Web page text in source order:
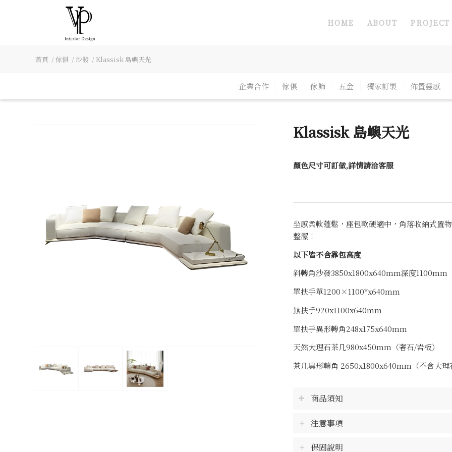
HOME ABOUT PROJECT
首頁 / 傢俱 / 沙發 / Klassisk 島嶼天光
企業合作 傢俱 傢飾 五金 獨家訂製 佈置靈感
Klassisk 島嶼天光
顏色尺寸可訂做,詳情請洽客服
坐感柔軟蓬鬆，座包軟硬適中，角落收納式置
整潔！
以下皆不含靠包高度
斜轉角沙發3850x1800x640mm深度1100mm
單扶手單1200×1100*x640mm
無扶手920x1100x640mm
單扶手異形轉角248x175x640mm
天然大理石茶几980x450mm（奢石/岩板）
茶几異形轉角 2650x1800x640mm（不含大理
商品須知
注意事項
保固說明